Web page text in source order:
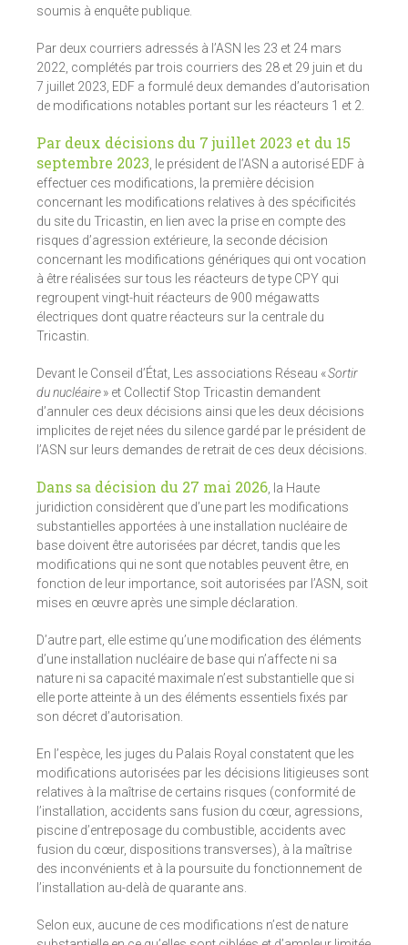
soumis à enquête publique.
Par deux courriers adressés à l’ASN les 23 et 24 mars
2022, complétés par trois courriers des 28 et 29 juin et du
7 juillet 2023, EDF a formulé deux demandes d’autorisation
de modifications notables portant sur les réacteurs 1 et 2.
Par deux décisions du 7 juillet 2023 et du 15
septembre 2023 , le président de l’ASN a autorisé EDF à
effectuer ces modifications, la première décision
concernant les modifications relatives à des spécificités
du site du Tricastin, en lien avec la prise en compte des
risques d’agression extérieure, la seconde décision
concernant les modifications génériques qui ont vocation
à être réalisées sur tous les réacteurs de type CPY qui
regroupent vingt-huit réacteurs de 900 mégawatts
électriques dont quatre réacteurs sur la centrale du
Tricastin.
Devant le Conseil d’État, Les associations Réseau «Sortir
du nucléaire» et Collectif Stop Tricastin demandent
d’annuler ces deux décisions ainsi que les deux décisions
implicites de rejet nées du silence gardé par le président de
l’ASN sur leurs demandes de retrait de ces deux décisions.
Dans sa décision du 27 mai 2026 , la Haute
juridiction considèrent que d’une part les modifications
substantielles apportées à une installation nucléaire de
base doivent être autorisées par décret, tandis que les
modifications qui ne sont que notables peuvent être, en
fonction de leur importance, soit autorisées par l’ASN, soit
mises en œuvre après une simple déclaration.
D’autre part, elle estime qu’une modification des éléments
d’une installation nucléaire de base qui n’affecte ni sa
nature ni sa capacité maximale n’est substantielle que si
elle porte atteinte à un des éléments essentiels fixés par
son décret d’autorisation.
En l’espèce, les juges du Palais Royal constatent que les
modifications autorisées par les décisions litigieuses sont
relatives à la maîtrise de certains risques (conformité de
l’installation, accidents sans fusion du cœur, agressions,
piscine d’entreposage du combustible, accidents avec
fusion du cœur, dispositions transverses), à la maîtrise
des inconvénients et à la poursuite du fonctionnement de
l’installation au-delà de quarante ans.
Selon eux, aucune de ces modifications n’est de nature